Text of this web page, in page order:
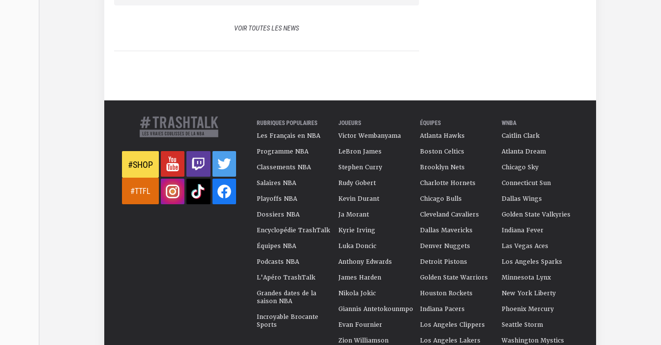
VOIR TOUTES LES NEWS
#SHOP
#TTFL
RUBRIQUES POPULAIRES
Les Français en NBA
Programme NBA
Classements NBA
Salaires NBA
Playoffs NBA
Dossiers NBA
Encyclopédie TrashTalk
Équipes NBA
Podcasts NBA
L'Apéro TrashTalk
Grandes dates de la
saison NBA
Incroyable Brocante
Sports
JOUEURS
Victor Wembanyama
LeBron James
Stephen Curry
Rudy Gobert
Kevin Durant
Ja Morant
Kyrie Irving
Luka Doncic
Anthony Edwards
James Harden
Nikola Jokic
Giannis Antetokounmpo
Evan Fournier
Zion Williamson
ÉQUIPES
Atlanta Hawks
Boston Celtics
Brooklyn Nets
Charlotte Hornets
Chicago Bulls
Cleveland Cavaliers
Dallas Mavericks
Denver Nuggets
Detroit Pistons
Golden State Warriors
Houston Rockets
Indiana Pacers
Los Angeles Clippers
Los Angeles Lakers
WNBA
Caitlin Clark
Atlanta Dream
Chicago Sky
Connecticut Sun
Dallas Wings
Golden State Valkyries
Indiana Fever
Las Vegas Aces
Los Angeles Sparks
Minnesota Lynx
New York Liberty
Phoenix Mercury
Seattle Storm
Washington Mystics